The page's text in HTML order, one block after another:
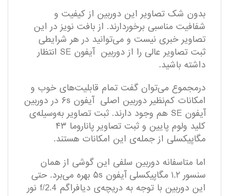
بدون شک تصاویر این دوربین از کیفیت و
شفافیت مناسبی برخوردارند. از بافت نویز در این
تصاویر خبری نیست و می‌توانید در هر شرایطی
ثبت تصاویر عالی را از دوربین آیفون SE انتظار
داشته باشید.
درمجموع می‌توان گفت تمام قابلیت‌های خوب و
امکانات کم‌نظیر دوربین اصلی آیفون ۶s در دوربین
آیفون SE هم وجود دارند. ثبت تصاویر به‌وسیله‌ی
کلید ولوم پایین و ثبت تصاویر پاناروما ۴۳
مگاپیکسلی از جمله‌ی این امکانات هستند.
اما متاسفانه دوربین سلفی این گوشی از همان
سنسور ۱.۲ مگاپیکسلی آیفون ۵s بهره می‌برد. حتی
این دوربین با توجه به دریچه‌ی دیافراگم f/2.4‌ نور